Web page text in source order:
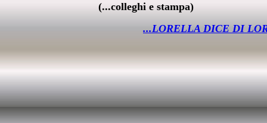
(...colleghi e stampa)
...LORELLA DICE DI